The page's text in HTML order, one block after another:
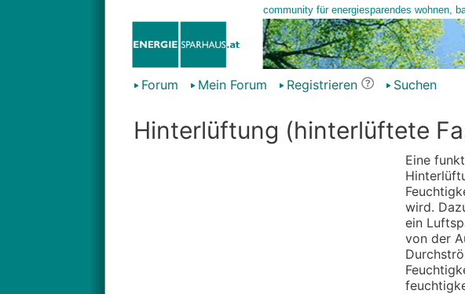
Forum Mein Forum Registrieren Suchen
Hinterlüftung (hinterlüftete
Eine
wird.
ein
von der